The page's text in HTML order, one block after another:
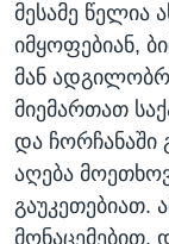
მესამე
იმყოფებიან,
მან
მიემართათ
და ჩორჩანაში
აღება
გაუკეთებიათ.
მონაცემებით,